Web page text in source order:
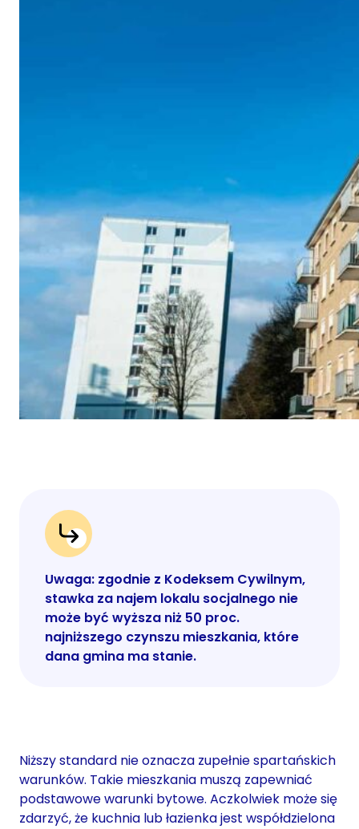
Uwaga: zgodnie z Kodeksem Cywilnym,
stawka za najem lokalu socjalnego nie
może być wyższa niż 50 proc.
najniższego czynszu mieszkania, które
dana gmina ma stanie.
Niższy standard nie oznacza zupełnie spartańskich
warunków. Takie mieszkania muszą zapewniać
podstawowe warunki bytowe. Aczkolwiek może się
zdarzyć, że kuchnia lub łazienka jest współdzielona